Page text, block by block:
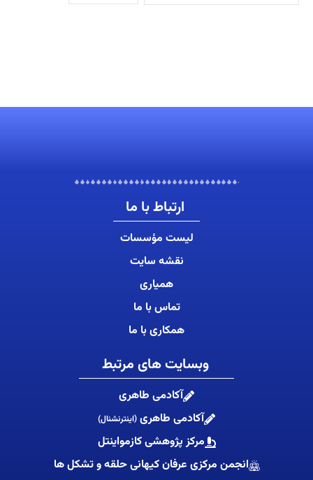
ارتباط با ما
لیست مؤسسات
نقشه سایت
همیاری
تماس با ما
همکاری با ما
وبسایت های مرتبط
آکادمی طاهری
آکادمی طاهری (اینترنشنال)
مرکز پژوهشی کازمواینتل
انجمن مرکزی عرفان کیهانی حلقه و تشکل ها